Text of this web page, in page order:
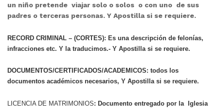
un niño pretende viajar solo o solos o con uno de sus
padres o terceras personas. Y Apostilla si se requiere.
RECORD CRIMINAL – (CORTES): Es una descripción de felonías,
infracciones etc. Y la traducimos.- Y Apostilla si se requiere.
DOCUMENTOS/CERTIFICADOS/ACADEMICOS: todos los
documentos académicos necesarios, Y Apostilla si se requiere.
LICENCIA DE MATRIMONIOS: Documento entregado por la Iglesia